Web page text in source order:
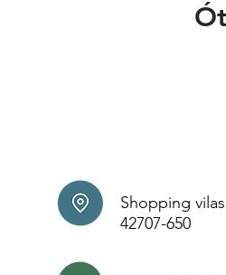
Shopping
42707-650